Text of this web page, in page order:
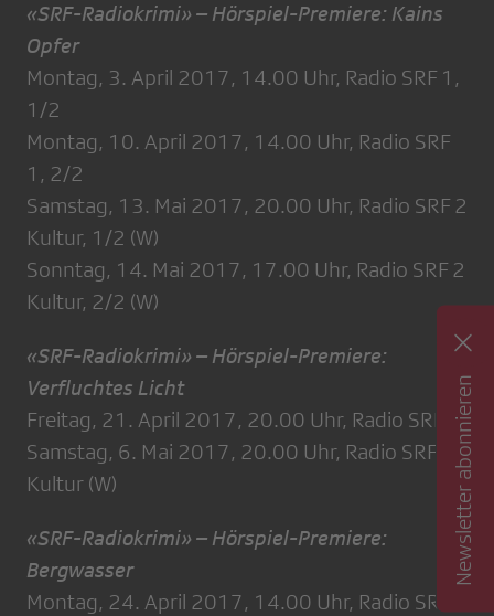
«SRF-Radiokrimi» – Hörspiel-Premiere: Kains
Opfer
Montag, 3. April 2017, 14.00 Uhr, Radio SRF 1,
1/2
Montag, 10. April 2017, 14.00 Uhr, Radio SRF
1, 2/2
Samstag, 13. Mai 2017, 20.00 Uhr, Radio SRF 2
Kultur, 1/2 (W)
Sonntag, 14. Mai 2017, 17.00 Uhr, Radio SRF 2
Kultur, 2/2 (W)
«SRF-Radiokrimi» – Hörspiel-Premiere:
Verfluchtes Licht
Freitag, 21. April 2017, 20.00 Uhr, Radio SRF 1
Samstag, 6. Mai 2017, 20.00 Uhr, Radio SRF 2
Kultur (W)
«SRF-Radiokrimi» – Hörspiel-Premiere:
Bergwasser
Montag, 24. April 2017, 14.00 Uhr, Radio SRF 1
Newsletter abonnieren